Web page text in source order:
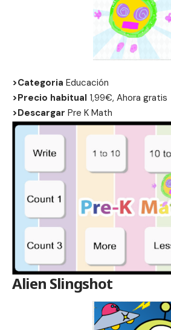
>Categoria Educación
>Precio habitual 1,99€, Ahora gratis
>Descargar Pre K Math
Alien Slingshot